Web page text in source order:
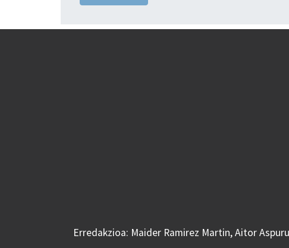
Erredakzioa: Maider Ramirez Martin, Aitor